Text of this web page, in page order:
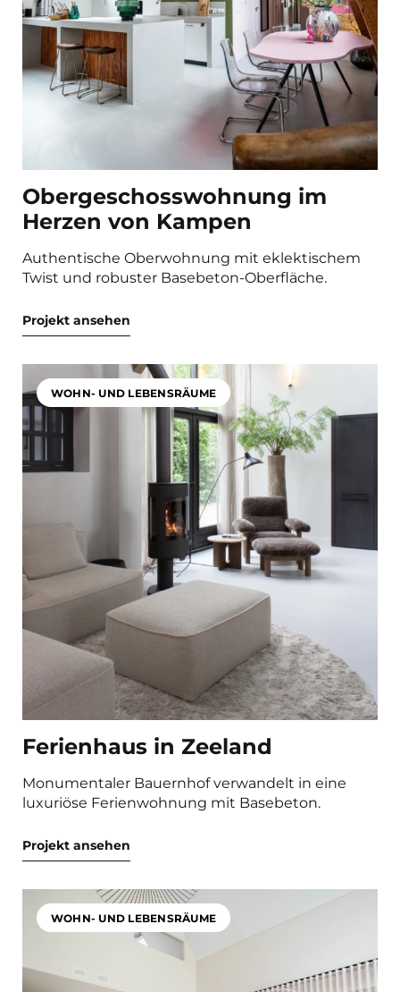
Obergeschosswohnung im
Herzen von Kampen
Authentische Oberwohnung mit eklektischem
Twist und robuster Basebeton-Oberfläche.
Projekt ansehen
WOHN- UND LEBENSRÄUME
Ferienhaus in Zeeland
Monumentaler Bauernhof verwandelt in eine
luxuriöse Ferienwohnung mit Basebeton.
Projekt ansehen
WOHN- UND LEBENSRÄUME